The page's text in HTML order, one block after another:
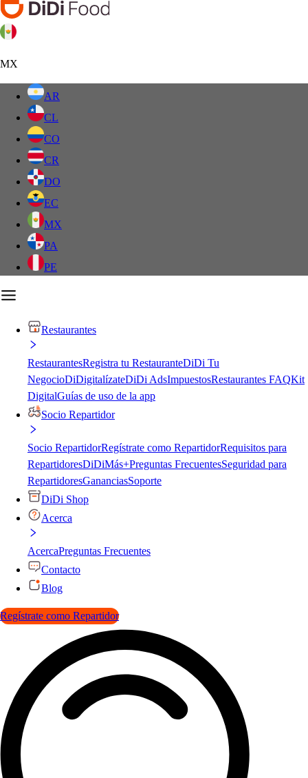
MX
AR
CL
CO
CR
DO
EC
MX
PA
PE
Restaurantes
RestaurantesRegistra tu RestauranteDiDi Tu
NegocioDiDigitalízateDiDi AdsImpuestosRestaurantes FAQKit
DigitalGuías de uso de la app
Socio Repartidor
Socio RepartidorRegístrate como RepartidorRequisitos para
RepartidoresDiDiMás+Preguntas FrecuentesSeguridad para
RepartidoresGananciasSoporte
DiDi Shop
Acerca
AcercaPreguntas Frecuentes
Contacto
Blog
Regístrate como Repartidor